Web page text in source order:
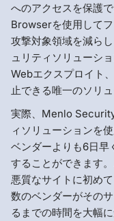
へのアクセスを保護
Browserを使用して
攻撃対象領域を減ら
ュリティソリューシ
Webエクスプロイト
止できる唯一のソリュ
実際、Menlo
ィソリューションを
ベンダーよりも6日早
することができます
悪質なサイトに初め
数のベンダーがその
るまでの時間を大幅に